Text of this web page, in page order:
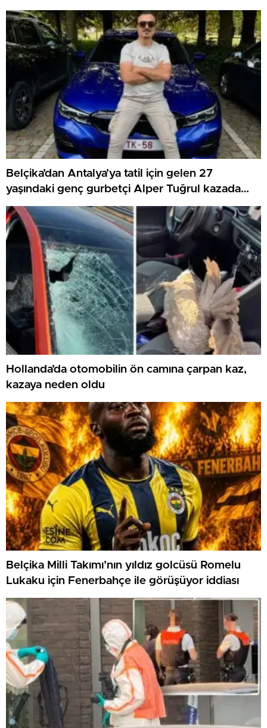
Belçika’dan Antalya’ya tatil için gelen 27
yaşındaki genç gurbetçi Alper Tuğrul kazada
hayatını kaybetti
Hollanda’da otomobilin ön camına çarpan kaz,
kazaya neden oldu
Belçika Milli Takımı’nın yıldız golcüsü Romelu
Lukaku için Fenerbahçe ile görüşüyor iddiası